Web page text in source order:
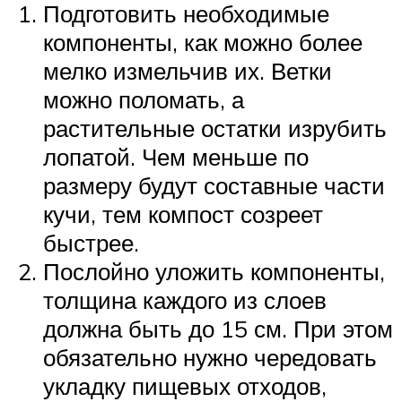
Подготовить необходимые
компоненты, как можно более
мелко измельчив их. Ветки
можно поломать, а
растительные остатки изрубить
лопатой. Чем меньше по
размеру будут составные части
кучи, тем компост созреет
быстрее.
Послойно уложить компоненты,
толщина каждого из слоев
должна быть до 15 см. При этом
обязательно нужно чередовать
укладку пищевых отходов,